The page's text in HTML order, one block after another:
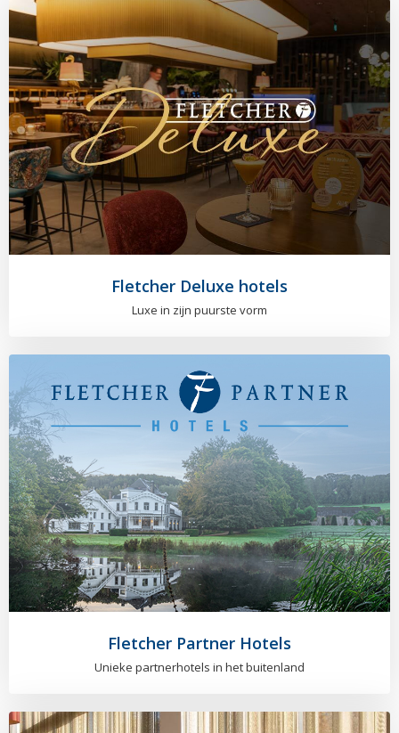
Fletcher Deluxe hotels
Luxe in zijn puurste vorm
Fletcher Partner Hotels
Unieke partnerhotels in het buitenland